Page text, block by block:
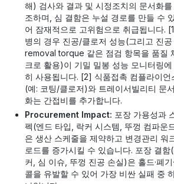
해) 검사와 결과 및 시정조치의 문서화를
조하며, 심 결함은 누설 경로를 만들 수 있
어 잠재적으로 고위험으로 취급됩니다.
병의 경우 진공/클로저 성능(그리고 진공
removal torque 같은 점검 항목을 품질
크로 활용)이 기밀 밀봉 성능 모니터링에
히 사용됩니다. [2] 식품접촉 컴플라이언
(예: 코팅/클로저)와 트레이서빌리티 문서
화는 간접비를 추가합니다.
Procurement Impact: 포장 가용성과
펙(엔드 타입, 락커 시스템, 뚜껑 컴파운
은 생산 스케줄을 제약하고 변경관리 워
로드를 증가시킬 수 있습니다. 포장 결함(
커, 심 이슈, 뚜껑 진공 손실)은 홀드·폐기
콜을 유발할 수 있어 가장 비싼 실패 중